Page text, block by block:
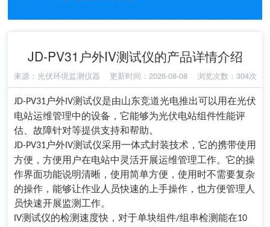
JD-PV31户外IV测试仪的产品详情介绍
来源： 光伏环境监测仪器 更新时间：2026-08-08浏览次数：304次
JD-PV31户外IV测试仪是由山东竞道光电推出可以用在光伏
电站运维管理中的设备，它能够为光伏电站组件性能评
估、故障针对等提供支持和帮助。
JD-PV31户外IV测试仪采⽤⼀体式封装技术， 它的携带使用
方便，方便用户在电站中灵活开展运维管理工作。它的操
作界⾯功能说明清晰 ， 使用简单方便，使用时不需要复杂
的操作，能够让作业人员快速的上手操作，也方便管理人
员快速开展监测工作。
IV测试仪的检测速度快，对于单块组件/组串检测能在10